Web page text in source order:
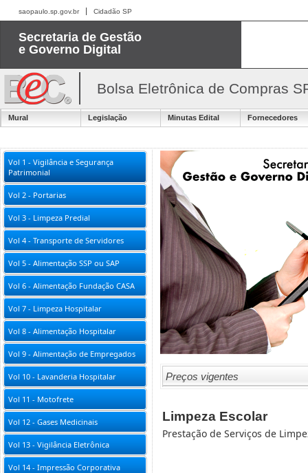
saopaulo.sp.gov.br Cidadão SP
Secretaria de Gestão
e Governo Digital
Bolsa Eletrônica de Compras
Mural Legislação Minutas Edital Fornecedores
Vol 1 - Vigilância e Segurança
Patrimonial
Vol 2 - Portarias
Vol 3 - Limpeza Predial
Vol 4 - Transporte de Servidores
Vol 5 - Alimentação SSP ou SAP
Vol 6 - Alimentação Fundação CASA
Vol 7 - Limpeza Hospitalar
Vol 8 - Alimentação Hospitalar
Vol 9 - Alimentação de Empregados
Vol 10 - Lavanderia Hospitalar
Vol 11 - Motofrete
Vol 12 - Gases Medicinais
Vol 13 - Vigilância Eletrônica
Vol 14 - Impressão Corporativa
Preços vigentes
Limpeza Escolar
Prestação de Serviços de